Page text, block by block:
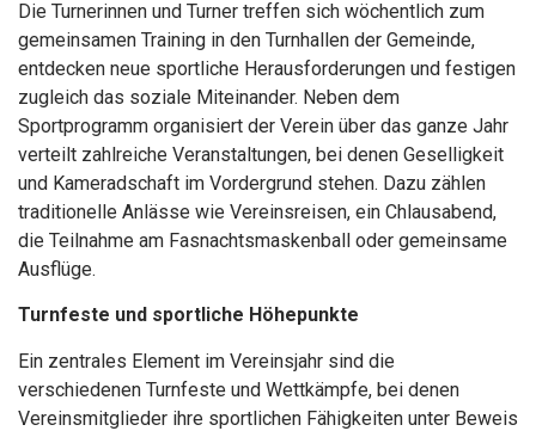
Die Turnerinnen und Turner treffen sich wöchentlich zum
gemeinsamen Training in den Turnhallen der Gemeinde,
entdecken neue sportliche Herausforderungen und festigen
zugleich das soziale Miteinander. Neben dem
Sportprogramm organisiert der Verein über das ganze Jahr
verteilt zahlreiche Veranstaltungen, bei denen Geselligkeit
und Kameradschaft im Vordergrund stehen. Dazu zählen
traditionelle Anlässe wie Vereinsreisen, ein Chlausabend,
die Teilnahme am Fasnachtsmaskenball oder gemeinsame
Ausflüge.
Turnfeste und sportliche Höhepunkte
Ein zentrales Element im Vereinsjahr sind die
verschiedenen Turnfeste und Wettkämpfe, bei denen
Vereinsmitglieder ihre sportlichen Fähigkeiten unter Beweis